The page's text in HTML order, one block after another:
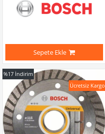
Sepete Ekle
%17 İndirim
Ücretsiz Kargo